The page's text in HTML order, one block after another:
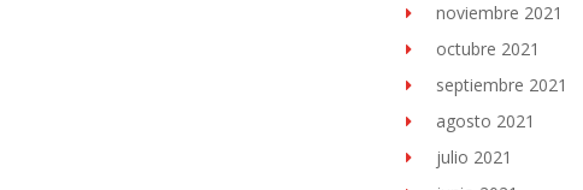
noviembre 2021
octubre 2021
septiembre 2021
agosto 2021
julio 2021